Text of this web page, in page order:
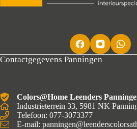
Contactgegevens Panningen
Colors@Home Leenders
Industrieterrein 33, 5981 NK
Telefoon: 077-3073377
E-mail: